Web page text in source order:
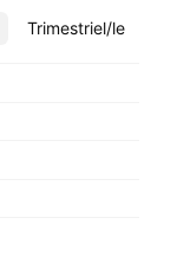
Trimestriel/le